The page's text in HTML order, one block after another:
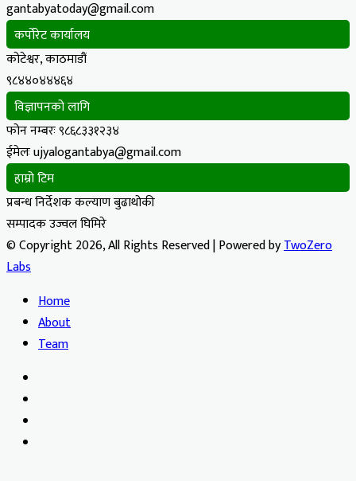
gantabyatoday@gmail.com
कर्पोरेट कार्यालय
कोटेश्वर, काठमाडौं
९८४४०४४४६४
विज्ञापनको लागि
फोन नम्बरः ९८६८३३१२३४
ईमेलः ujyalogantabya@gmail.com
हाम्रो टिम
प्रबन्ध निर्देशक कल्याण बुढाथोकी
सम्पादक उज्वल घिमिरे
© Copyright 2026, All Rights Reserved | Powered byTwoZero
Labs
Home
About
Team